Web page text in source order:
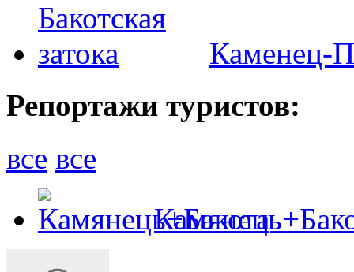
Каменец-
Репортажи туристов:
все все